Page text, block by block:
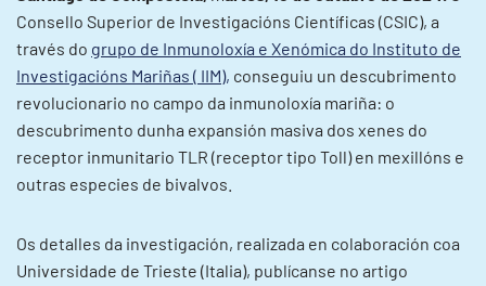
Consello Superior de Investigacións Científicas (CSIC), a
través do grupo de Inmunoloxía e Xenómica do Instituto de
Investigacións Mariñas ( IIM), conseguiu un descubrimento
revolucionario no campo da inmunoloxía mariña: o
descubrimento dunha expansión masiva dos xenes do
receptor inmunitario TLR (receptor tipo Toll) en mexillóns e
outras especies de bivalvos.
Os detalles da investigación, realizada en colaboración coa
Universidade de Trieste (Italia), publícanse no artigo